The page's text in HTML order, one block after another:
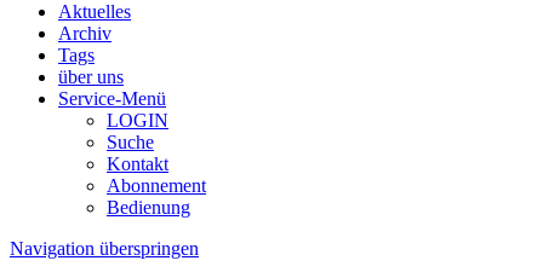
Aktuelles
Archiv
Tags
über uns
Service-Menü
LOGIN
Suche
Kontakt
Abonnement
Bedienung
Navigation überspringen